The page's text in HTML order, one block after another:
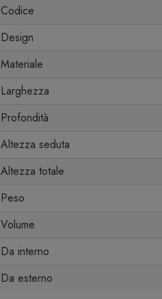
Codice
Design
Materiale
Larghezza
Profondità
Altezza seduta
Altezza totale
Peso
Volume
Da interno
Da esterno